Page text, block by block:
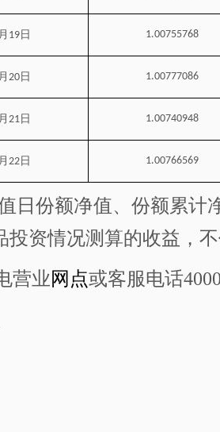
月 19 日 1.00755768
月 20 日 1.00777086
月 21 日 1.00740948
月 22 日 1.00766569
日份额净值、份额累计
投资情况测算的收益，
营业网点或客服电话